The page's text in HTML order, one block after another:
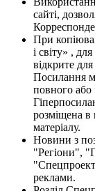
сайті,
При
і світу» ,
відкрите
Посилання
повного або
розміщена в
матеріалу.
Новини з
"Регіони",
реклами.